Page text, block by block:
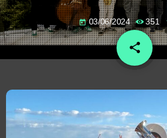
today 03/06/2024 351
share
email